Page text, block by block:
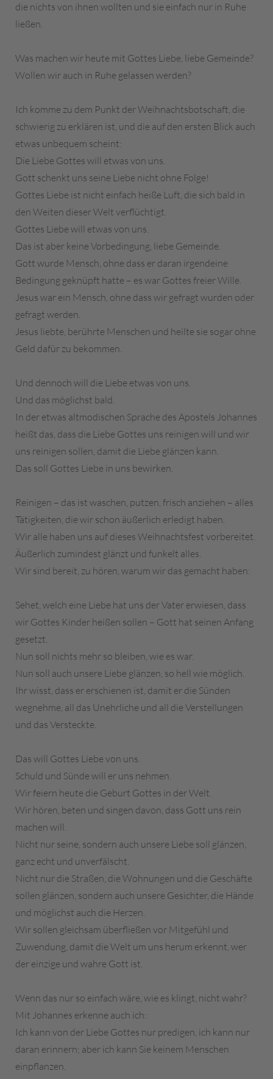
die nichts von ihnen wollten und sie einfach nur in Ruhe
ließen.
Was machen wir heute mit Gottes Liebe, liebe Gemeinde?
Wollen wir auch in Ruhe gelassen werden?
Ich komme zu dem Punkt der Weihnachtsbotschaft, die
schwierig zu erklären ist, und die auf den ersten Blick auch
etwas unbequem scheint:
Die Liebe Gottes will etwas von uns.
Gott schenkt uns seine Liebe nicht ohne Folge!
Gottes Liebe ist nicht einfach heiße Luft, die sich bald in
den Weiten dieser Welt verflüchtigt.
Gottes Liebe will etwas von uns.
Das ist aber keine Vorbedingung, liebe Gemeinde.
Gott wurde Mensch, ohne dass er daran irgendeine
Bedingung geknüpft hatte – es war Gottes freier Wille.
Jesus war ein Mensch, ohne dass wir gefragt wurden oder
gefragt werden.
Jesus liebte, berührte Menschen und heilte sie sogar ohne
Geld dafür zu bekommen.
Und dennoch will die Liebe etwas von uns.
Und das möglichst bald.
In der etwas altmodischen Sprache des Apostels Johannes
heißt das, dass die Liebe Gottes uns reinigen will und wir
uns reinigen sollen, damit die Liebe glänzen kann.
Das soll Gottes Liebe in uns bewirken.
Reinigen – das ist waschen, putzen, frisch anziehen – alles
Tätigkeiten, die wir schon äußerlich erledigt haben.
Wir alle haben uns auf dieses Weihnachtsfest vorbereitet.
Äußerlich zumindest glänzt und funkelt alles.
Wir sind bereit, zu hören, warum wir das gemacht haben:
Sehet, welch eine Liebe hat uns der Vater erwiesen, dass
wir Gottes Kinder heißen sollen – Gott hat seinen Anfang
gesetzt.
Nun soll nichts mehr so bleiben, wie es war.
Nun soll auch unsere Liebe glänzen, so hell wie möglich.
Ihr wisst, dass er erschienen ist, damit er die Sünden
wegnehme, all das Unehrliche und all die Verstellungen
und das Versteckte.
Das will Gottes Liebe von uns.
Schuld und Sünde will er uns nehmen.
Wir feiern heute die Geburt Gottes in der Welt.
Wir hören, beten und singen davon, dass Gott uns rein
machen will.
Nicht nur seine, sondern auch unsere Liebe soll glänzen,
ganz echt und unverfälscht.
Nicht nur die Straßen, die Wohnungen und die Geschäfte
sollen glänzen, sondern auch unsere Gesichter, die Hände
und möglichst auch die Herzen.
Wir sollen gleichsam überfließen vor Mitgefühl und
Zuwendung, damit die Welt um uns herum erkennt, wer
der einzige und wahre Gott ist.
Wenn das nur so einfach wäre, wie es klingt, nicht wahr?
Mit Johannes erkenne auch ich:
Ich kann von der Liebe Gottes nur predigen, ich kann nur
daran erinnern; aber ich kann Sie keinem Menschen
einpflanzen.